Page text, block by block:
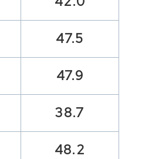
47.5
47.9
38.7
48.2